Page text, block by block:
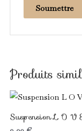
Produits
Suspension L O V